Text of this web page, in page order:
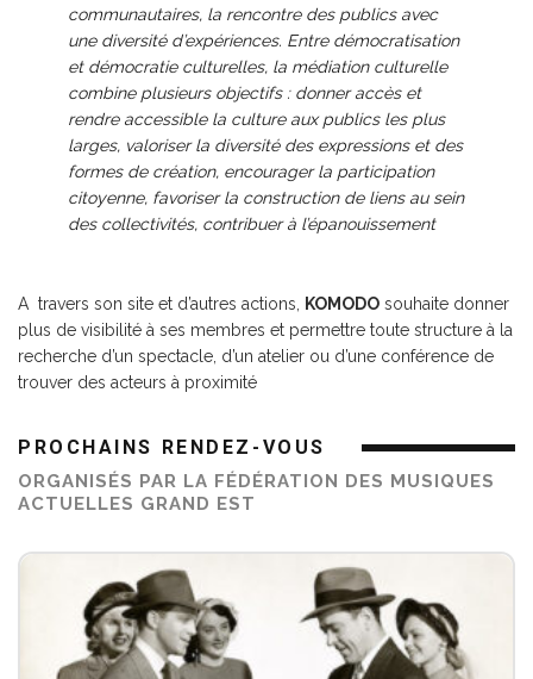
communautaires, la rencontre des publics avec
une diversité d’expériences. Entre démocratisation
et démocratie culturelles, la médiation culturelle
combine plusieurs objectifs : donner accès et
rendre accessible la culture aux publics les plus
larges, valoriser la diversité des expressions et des
formes de création, encourager la participation
citoyenne, favoriser la construction de liens au sein
des collectivités, contribuer à l’épanouissement
A travers son site et d’autres actions, KOMODO souhaite donner
plus de visibilité à ses membres et permettre toute structure à la
recherche d’un spectacle, d’un atelier ou d’une conférence de
trouver des acteurs à proximité
PROCHAINS RENDEZ-VOUS
ORGANISÉS PAR LA FÉDÉRATION DES MUSIQUES
ACTUELLES GRAND EST